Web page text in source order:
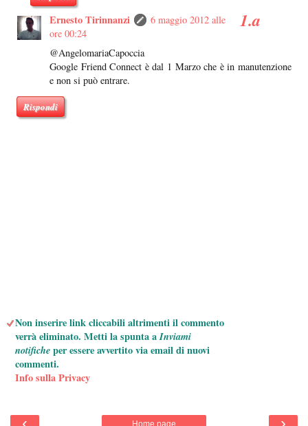
Ernesto Tirinnanzi
6 maggio 2012 alle
ore 00:24
@AngelomariaCapoccia
Google Friend Connect è dal 1 Marzo che è in manutenzione
e non si può entrare.
Rispondi
Non inserire link cliccabili altrimenti il commento
verrà eliminato. Metti la spunta aInviami
notificheper essere avvertito via email di nuovi
commenti.
Info sulla Privacy
Home page